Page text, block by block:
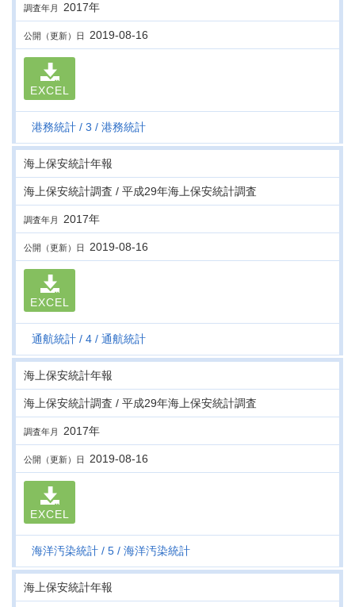
調査年月 2017年
公開（更新）日 2019-08-16
EXCEL
港務統計 3 港務統計
海上保安統計年報
海上保安統計調査 / 平成29年海上保安統計調査
調査年月 2017年
公開（更新）日 2019-08-16
EXCEL
通航統計 4 通航統計
海上保安統計年報
海上保安統計調査 / 平成29年海上保安統計調査
調査年月 2017年
公開（更新）日 2019-08-16
EXCEL
海洋汚染統計 5 海洋汚染統計
海上保安統計年報